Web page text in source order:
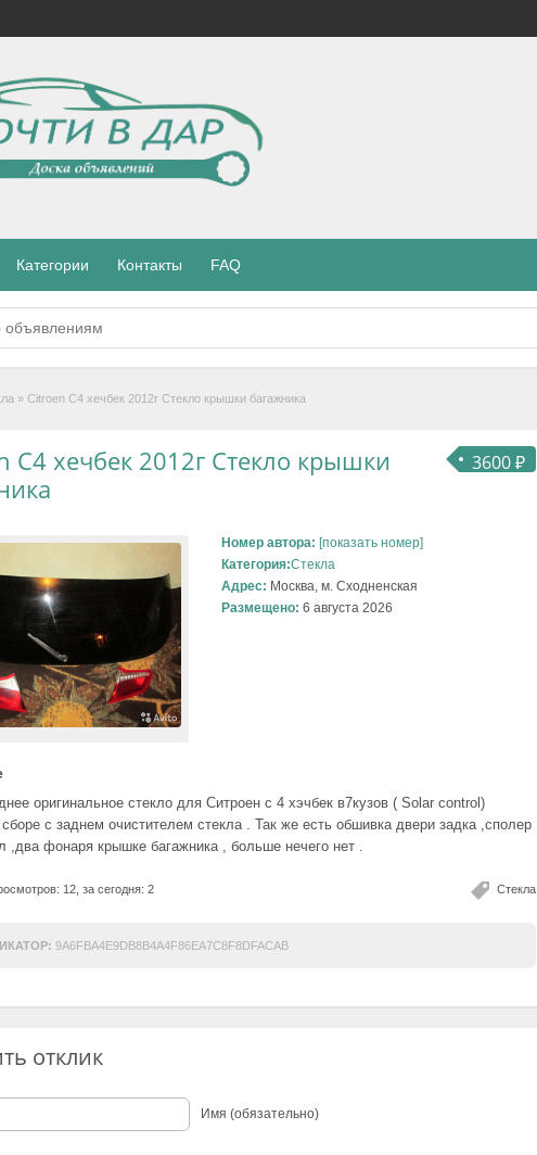
Категории Контакты FAQ
» Citroen C4 хечбек 2012г Стекло крышки багажника
3600 ₽
C4 хечбек 2012г Стекло крышки
Номер автора: [показать номер]
Категория:Стекла
Адрес: Москва, м. Сходненская
Размещено: 6 августа 2026
оригинальное стекло для Ситроен с 4 хэчбек в7кузов ( Solar control)
с заднем очистителем стекла . Так же есть обшивка двери задка ,сполер
,два фонаря крышке багажника , больше нечего нет .
Стекла
12, за сегодня: 2
9A6FBA4E9DB8B4A4F86EA7C8F8DFACAB
отклик
Имя (обязательно)